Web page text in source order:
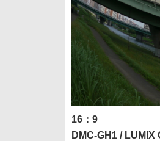
16：9
DMC-GH1 / LUMIX